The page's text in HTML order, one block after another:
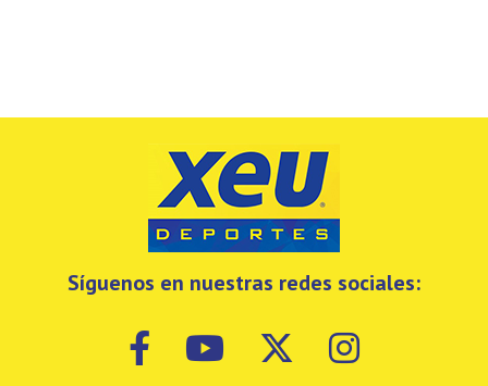
Síguenos en nuestras redes sociales: